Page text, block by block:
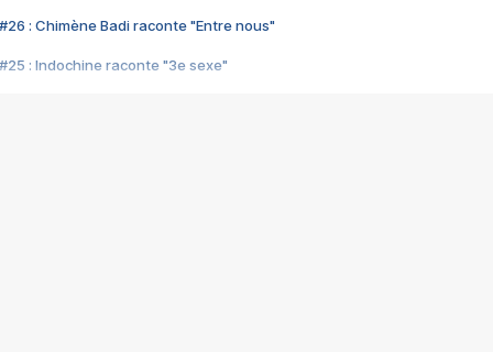
#26 : Chimène Badi raconte "Entre nous"
#25 : Indochine raconte "3e sexe"